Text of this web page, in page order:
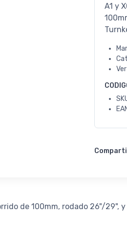
A1 y
de 100mm, rodado 26"/29",